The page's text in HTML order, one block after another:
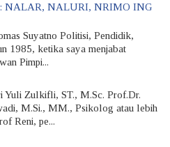
NALAR, NALURI, NRIMO ING
Suyatno Politisi, Pendidik,
1985, ketika saya menjabat
Pimpi...
Yuli Zulkifli, ST., M.Sc. Prof.Dr.
M.Si., MM., Psikolog atau lebih
Reni, pe...